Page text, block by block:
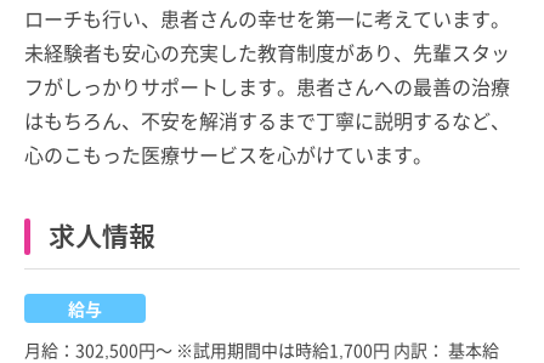
ローチも行い、患者さんの幸せを第一に考えています。
未経験者も安心の充実した教育制度があり、先輩スタッ
フがしっかりサポートします。患者さんへの最善の治療
はもちろん、不安を解消するまで丁寧に説明するなど、
心のこもった医療サービスを心がけています。
求人情報
給与
月給：302,500円～ ※試用期間中は時給1,700円 内訳： 基本給